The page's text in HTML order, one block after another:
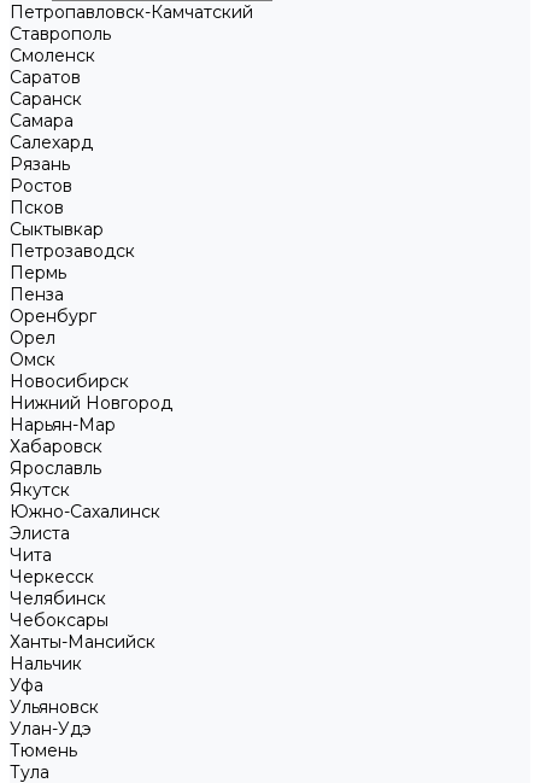
Петропавловск-Камчатский
Ставрополь
Смоленск
Саратов
Саранск
Самара
Салехард
Рязань
Ростов
Псков
Сыктывкар
Петрозаводск
Пермь
Пенза
Оренбург
Орел
Омск
Новосибирск
Нижний Новгород
Нарьян-Мар
Хабаровск
Ярославль
Якутск
Южно-Сахалинск
Элиста
Чита
Черкесск
Челябинск
Чебоксары
Ханты-Мансийск
Нальчик
Уфа
Ульяновск
Улан-Удэ
Тюмень
Тула